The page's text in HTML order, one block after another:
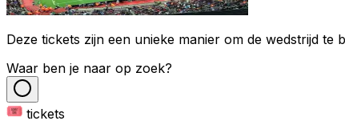
Deze tickets zijn een unieke manier om de wedstrijd
Waar ben je naar op zoek?
tickets